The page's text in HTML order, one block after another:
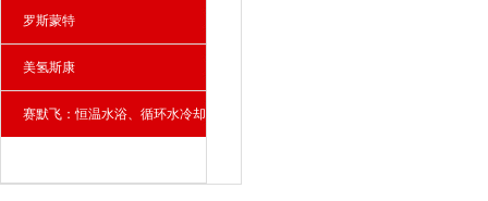
罗斯蒙特
美氢斯康
赛默飞：恒温水浴、循环水冷却